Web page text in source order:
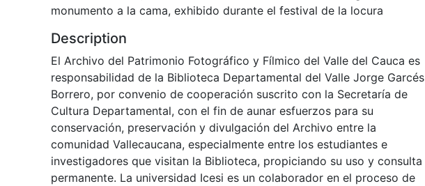
monumento a la cama, exhibido durante el festival de la locura
Description
El Archivo del Patrimonio Fotográfico y Fílmico del Valle del Cauca es
responsabilidad de la Biblioteca Departamental del Valle Jorge Garcés
Borrero, por convenio de cooperación suscrito con la Secretaría de
Cultura Departamental, con el fin de aunar esfuerzos para su
conservación, preservación y divulgación del Archivo entre la
comunidad Vallecaucana, especialmente entre los estudiantes e
investigadores que visitan la Biblioteca, propiciando su uso y consulta
permanente. La universidad Icesi es un colaborador en el proceso de